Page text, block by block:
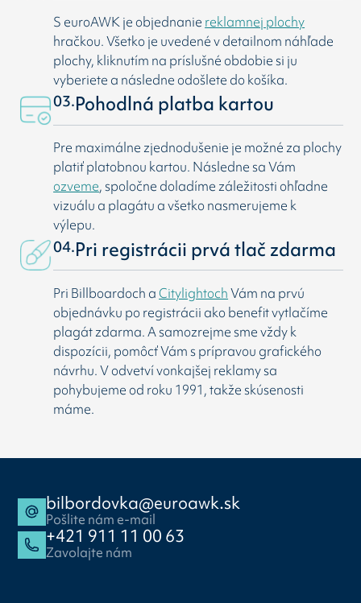
S euroAWK je objednanie reklamnej plochy
hračkou. Všetko je uvedené v detailnom náhľade
plochy, kliknutím na príslušné obdobie si ju
vyberiete a následne odošlete do košíka.
03.Pohodlná platba kartou
Pre maximálne zjednodušenie je možné za plochy
platiť platobnou kartou. Následne sa Vám
ozveme, spoločne doladíme záležitosti ohľadne
vizuálu a plagátu a všetko nasmerujeme k
výlepu.
04.Pri registrácii prvá tlač zdarma
Pri Billboardoch aCitylightochVám na prvú
objednávku po registrácii ako benefit vytlačíme
plagát zdarma. A samozrejme sme vždy k
dispozícii, pomôcť Vám s prípravou grafického
návrhu. V odvetví vonkajšej reklamy sa
pohybujeme od roku 1991, takže skúsenosti
máme.
bilbordovka@euroawk.sk
Pošlite nám e-mail
+421 911 11 00 63
Zavolajte nám